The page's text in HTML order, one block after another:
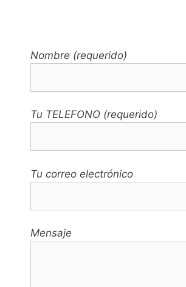
Nombre (requerido)
Tu TELEFONO (requerido)
Tu correo electrónico
Mensaje